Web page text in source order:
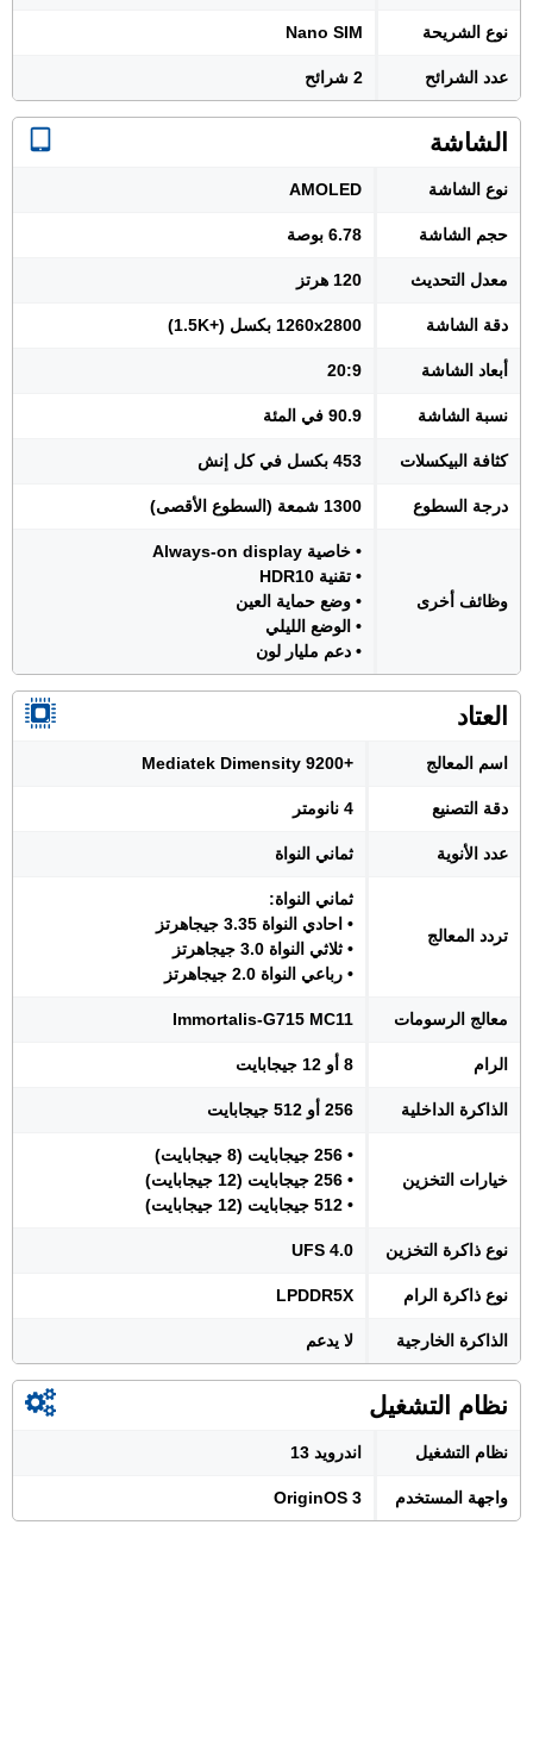
نوع الشريحة Nano SIM
عدد الشرائح 2 شرائح
الشاشة
نوع الشاشة AMOLED
حجم الشاشة 6.78 بوصة
معدل التحديث 120 هرتز
دقة الشاشة 1260x2800 بكسل (+1.5K)
أبعاد الشاشة 20:9
نسبة الشاشة 90.9 في المئة
كثافة البيكسلات 453 بكسل في كل إنش
درجة السطوع 1300 شمعة (السطوع الأقصى)
وظائف أخرى
• خاصية Always-on display
• تقنية HDR10
• وضع حماية العين
• الوضع الليلي
• دعم مليار لون
العتاد
اسم المعالج +Mediatek Dimensity 9200
دقة التصنيع 4 نانومتر
عدد الأنوية ثماني النواة
تردد المعالج
ثماني النواة:
• احادي النواة 3.35 جيجاهرتز
• ثلاثي النواة 3.0 جيجاهرتز
• رباعي النواة 2.0 جيجاهرتز
معالج الرسومات Immortalis-G715 MC11
الرام 8 أو 12 جيجابايت
الذاكرة الداخلية 256 أو 512 جيجابايت
خيارات التخزين
• 256 جيجابايت (8 جيجابايت)
• 256 جيجابايت (12 جيجابايت)
• 512 جيجابايت (12 جيجابايت)
نوع ذاكرة التخزين UFS 4.0
نوع ذاكرة الرام LPDDR5X
الذاكرة الخارجية لا يدعم
نظام التشغيل
نظام التشغيل اندرويد 13
واجهة المستخدم OriginOS 3